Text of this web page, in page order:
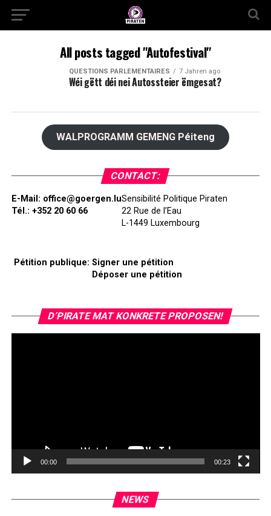
All posts tagged "Autofestival"
QUESTIONS PARLEMENTAIRES 7 Jahren ago
Wéi gëtt déi nei Autossteier ëmgesat?
WALPROGRAMM GEMENG Péiteng
CONTACT:
E-Mail: office@goergen.lu
Tél.: +352 20 60 66
Sensibilité Politique Piraten
22 Rue de l’Eau
L-1449 Luxembourg
Pétition publique: Signer une pétition
Déposer une pétition
D’PIRATE MAT KONKRETE PROPOSEN!
00:00 00:23
NEWS